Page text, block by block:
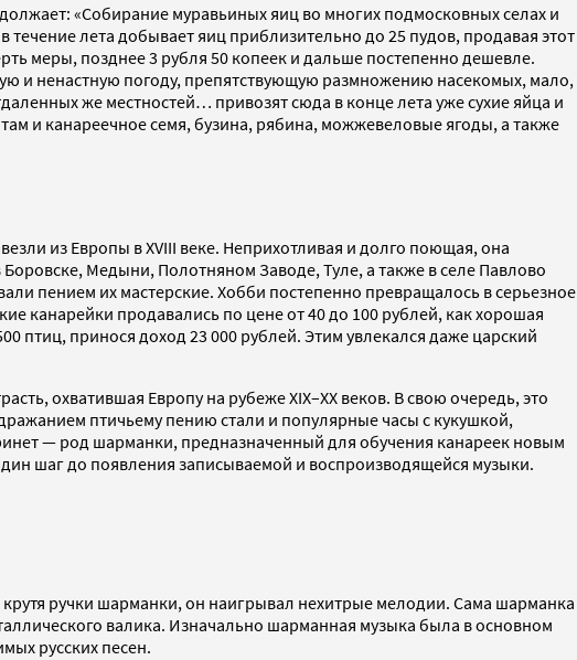
«Собирание муравьиных яиц во многих подмосковных селах и
лета добывает яиц приблизительно до 25 пудов, продавая этот
меры, позднее 3 рубля 50 копеек и дальше постепенно дешевле.
и ненастную погоду, препятствующую размножению насекомых, мало,
же местностей… привозят сюда в конце лета уже сухие яйца и
и канареечное семя, бузина, рябина, можжевеловые ягоды, а также
из Европы в XVIII веке. Неприхотливая и долго поющая, она
Медыни, Полотняном Заводе, Туле, а также в селе Павлово
пением их мастерские. Хобби постепенно превращалось в серьезное
канарейки продавались по цене от 40 до 100 рублей, как хорошая
птиц, принося доход 23 000 рублей. Этим увлекался даже царский
охватившая Европу на рубеже XIX–XX веков. В свою очередь, это
птичьему пению стали и популярные часы с кукушкой,
— род шарманки, предназначенный для обучения канареек новым
шаг до появления записываемой и воспроизводящейся музыки.
ручки шарманки, он наигрывал нехитрые мелодии. Сама шарманка
валика. Изначально шарманная музыка была в основном
русских песен.